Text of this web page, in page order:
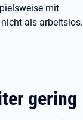
mit
als arbeitslos.
gering